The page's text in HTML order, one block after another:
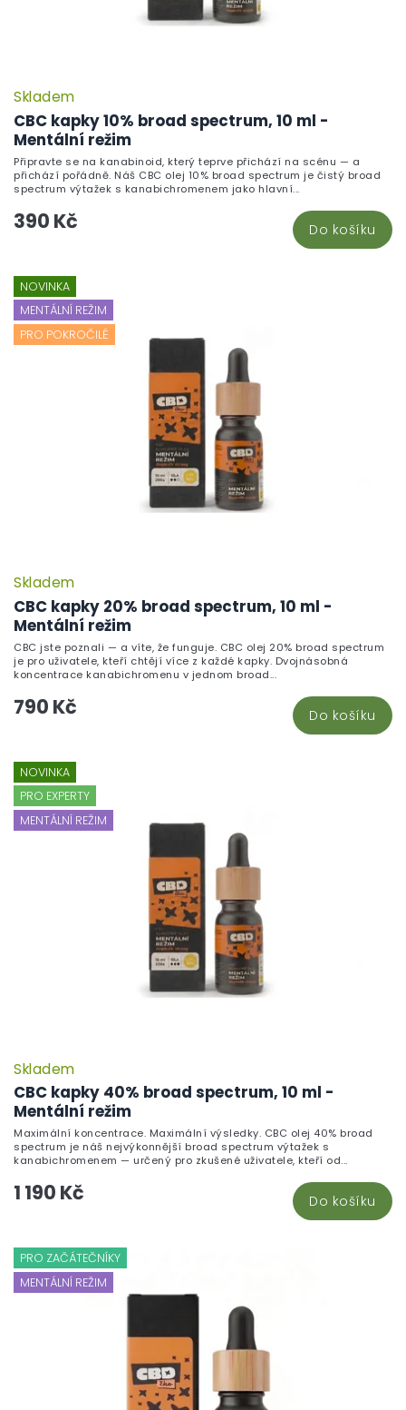
CBC kapky 10% broad spectrum, 10 ml -
Mentální režim
Skladem
390 Kč Do košíku
Připravte se na kanabinoid, který teprve přichází na scénu — a
přichází pořádně. Náš CBC olej 10% broad spectrum je čistý broad
spectrum výtažek s kanabichromenem jako hlavní...
NOVINKA
MENTÁLNÍ REŽIM
PRO POKROČILÉ
CBC kapky 20% broad spectrum, 10 ml -
Mentální režim
Skladem
790 Kč Do košíku
CBC jste poznali — a víte, že funguje. CBC olej 20% broad spectrum
je pro uživatele, kteří chtějí více z každé kapky. Dvojnásobná
koncentrace kanabichromenu v jednom broad...
NOVINKA
PRO EXPERTY
MENTÁLNÍ REŽIM
CBC kapky 40% broad spectrum, 10 ml -
Mentální režim
Skladem
1 190 Kč Do košíku
Maximální koncentrace. Maximální výsledky. CBC olej 40% broad
spectrum je náš nejvýkonnější broad spectrum výtažek s
kanabichromenem — určený pro zkušené uživatele, kteří od...
PRO ZAČÁTEČNÍKY
MENTÁLNÍ REŽIM